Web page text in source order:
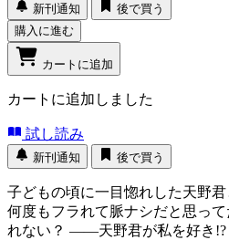
新刊通知
後で買う
購入に進む
カートに追加
カートに追加しました
試し読み
新刊通知 後で買う
子どもの頃に一目惚れした天野君
何度もフラれて脈ナシだと思っ
れない？ ――天野君が私を好き!?